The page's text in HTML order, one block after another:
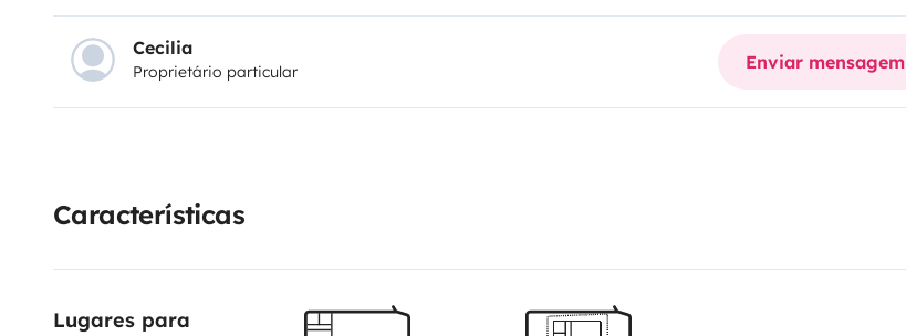
Menaje de cocina .
Ropa de cama.
Mesa y sillas de exterior.
Kit para llenado de aguas
Cierres de seguridad en todas las puertas.
Alarma vehículo conectable incluso cuando estás dentro del mismo.
Estacionamiento del vehículo partícula en el lugar de recogida de la autocaravana.
Cecilia
Proprietário particular Enviar mensagem
Características
Lugares para